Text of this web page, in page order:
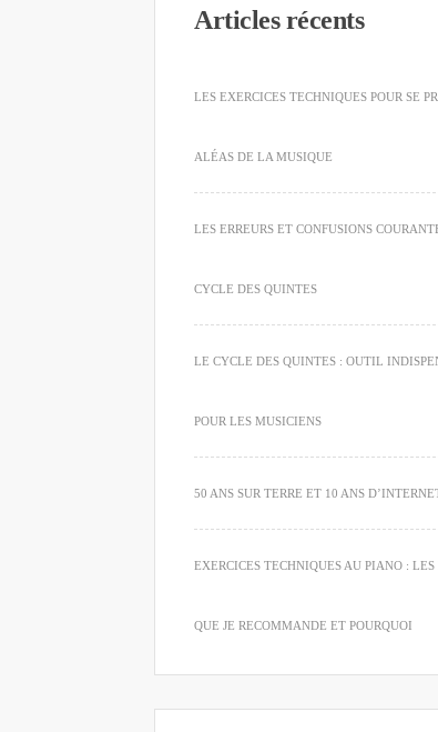
Articles récents
LES EXERCICES TECHNIQUES POUR SE
ALÉAS DE LA MUSIQUE
LES ERREURS ET CONFUSIONS
CYCLE DES QUINTES
LE CYCLE DES QUINTES : OUTIL
POUR LES MUSICIENS
50 ANS SUR TERRE ET 10 ANS
EXERCICES TECHNIQUES AU PIANO : LES
QUE JE RECOMMANDE ET POURQUOI